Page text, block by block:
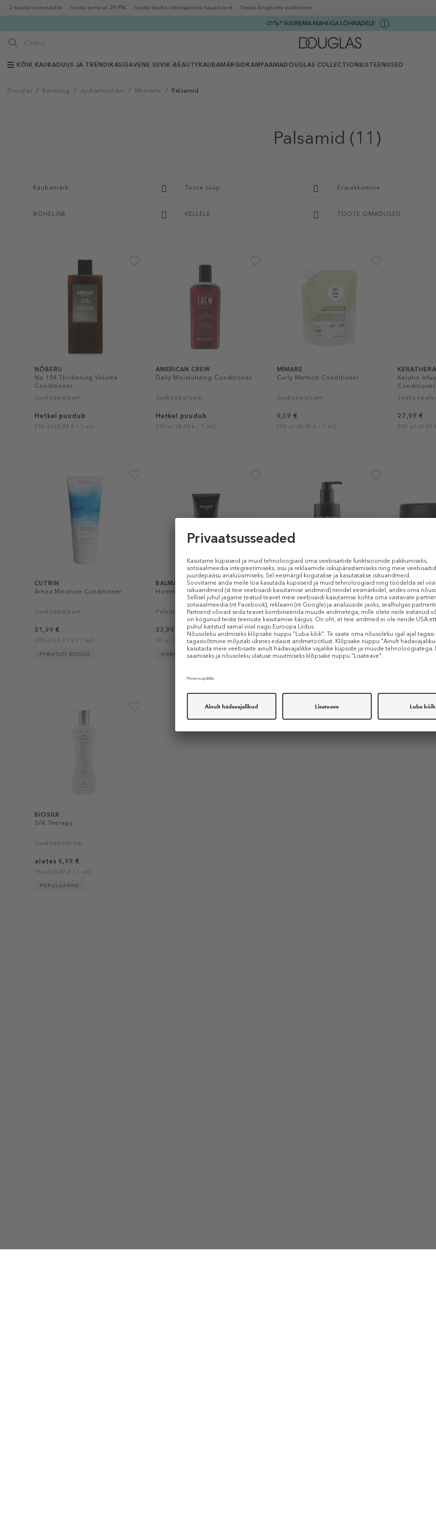
2 tasuta tootenäidist Tasuta tarne al. 39,95€ Tasuta kauba kättesaamine kauplusest Tasuta kingituste pakkimine
-25%* SUUREMA MAHUGA LÕHNADELE
KÕIK KAUBADUUS JA TRENDIKAS IGAVENE SUVI K-BEAUTY KAUBAMÄRGID KAMPAANIADOUGLAS COLLECTION ILUTEENUSED
Douglas / Kataloog / Juuksehooldus / Meestele / Palsamid
Palsamid (11)
Kaubamärk Toote tüüp Eripakkumine
ROHELINE KELLELE TOOTE OMADUSED
NÕBERU
No 104 Thickening Volume
Conditioner
Juuksepalsam
Hetkel puudub
250 ml (0,09 € / 1 ml)
AMERICAN CREW
Daily Moisturizing Conditioner
Juuksepalsam
Hetkel puudub
250 ml (0,09 € / 1 ml)
MÏMARE
Curly Method Conditioner
Juuksepalsam
9,09 €
200 ml (0,05 € / 1 ml)
Keratin
Conditioner
27,99 €
300 ml (0,09
CUTRIN
Ainoa Moisture Conditioner
Juuksepalsam
21,99 €
200 ml (0,11 € / 1 ml)
PIIRATUD KOGUS
BALMAIN PARIS HAIR COUTURE
Homme Bodyfying Conditioner
Palsam
23,99 €
50 ml (0,48 € / 1 ml)
AINULT E-POES
BALMAIN PARIS HAIR COUTURE
Homme Bodyfying Conditioner
Juuksepalsam meestele
51,99 €
250 ml (0,21 € / 1 ml)
STENDERS
Hair Mask
21,99 €
200 ml (0,11
AINULT E-
BIOSILK
Silk Therapy
Juukseseerum
alates 6,99 €
15 ml (0,47 € / 1 ml)
POPULAARNE